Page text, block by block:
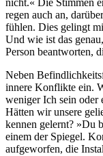
nicht.« Die Stimmen
regen auch an,
fühlen. Dies gelingt
Und wie ist das
Person beantworten,
Neben
innere Konflikte ein.
weniger Ich sein oder
Hätten wir unsere
kennen gelernt? »Du
einem der Spiegel.
aufgeworfen, die